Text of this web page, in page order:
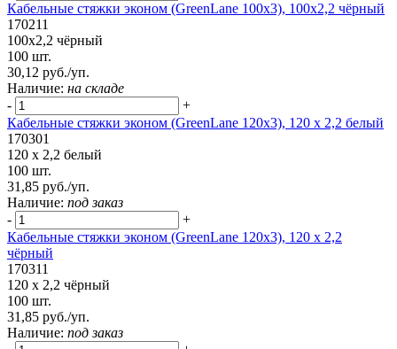
Кабельные стяжки эконом (GreenLane 100х3), 100x2,2 чёрный
170211
100x2,2 чёрный
100 шт.
30,12 руб./уп.
Наличие: на складе
-
+
Кабельные стяжки эконом (GreenLane 120x3), 120 x 2,2 белый
170301
120 x 2,2 белый
100 шт.
31,85 руб./уп.
Наличие: под заказ
-
+
Кабельные стяжки эконом (GreenLane 120x3), 120 x 2,2
чёрный
170311
120 x 2,2 чёрный
100 шт.
31,85 руб./уп.
Наличие: под заказ